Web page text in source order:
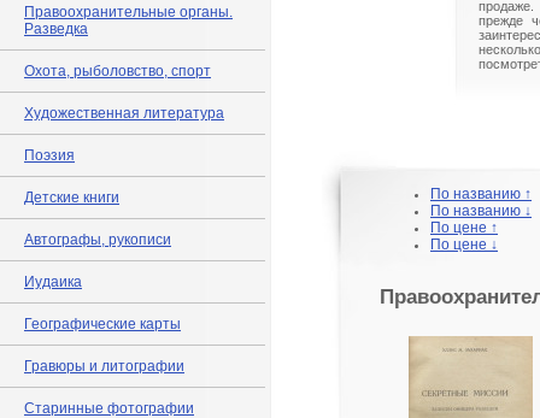
Правоохранительные органы.
Разведка
Охота, рыболовство, спорт
Художественная литература
Поэзия
Детские книги
Автографы, рукописи
Иудаика
Географические карты
Гравюры и литографии
Старинные фотографии
прежде
По названию ↑
По названию ↓
По цене ↑
По цене ↓